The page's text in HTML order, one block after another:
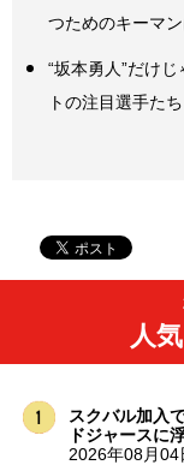
つためのキーマン
“坂本勇人”だけ
トの注目選手たち
人
スクバル加入
ドジャースに
2026年08月04